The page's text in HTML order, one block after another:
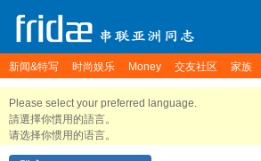
新闻&特写 时尚娱乐 Money 交友社区 家族
Please select your preferred language.
請選擇你慣用的語言。
请选择你惯用的语言。